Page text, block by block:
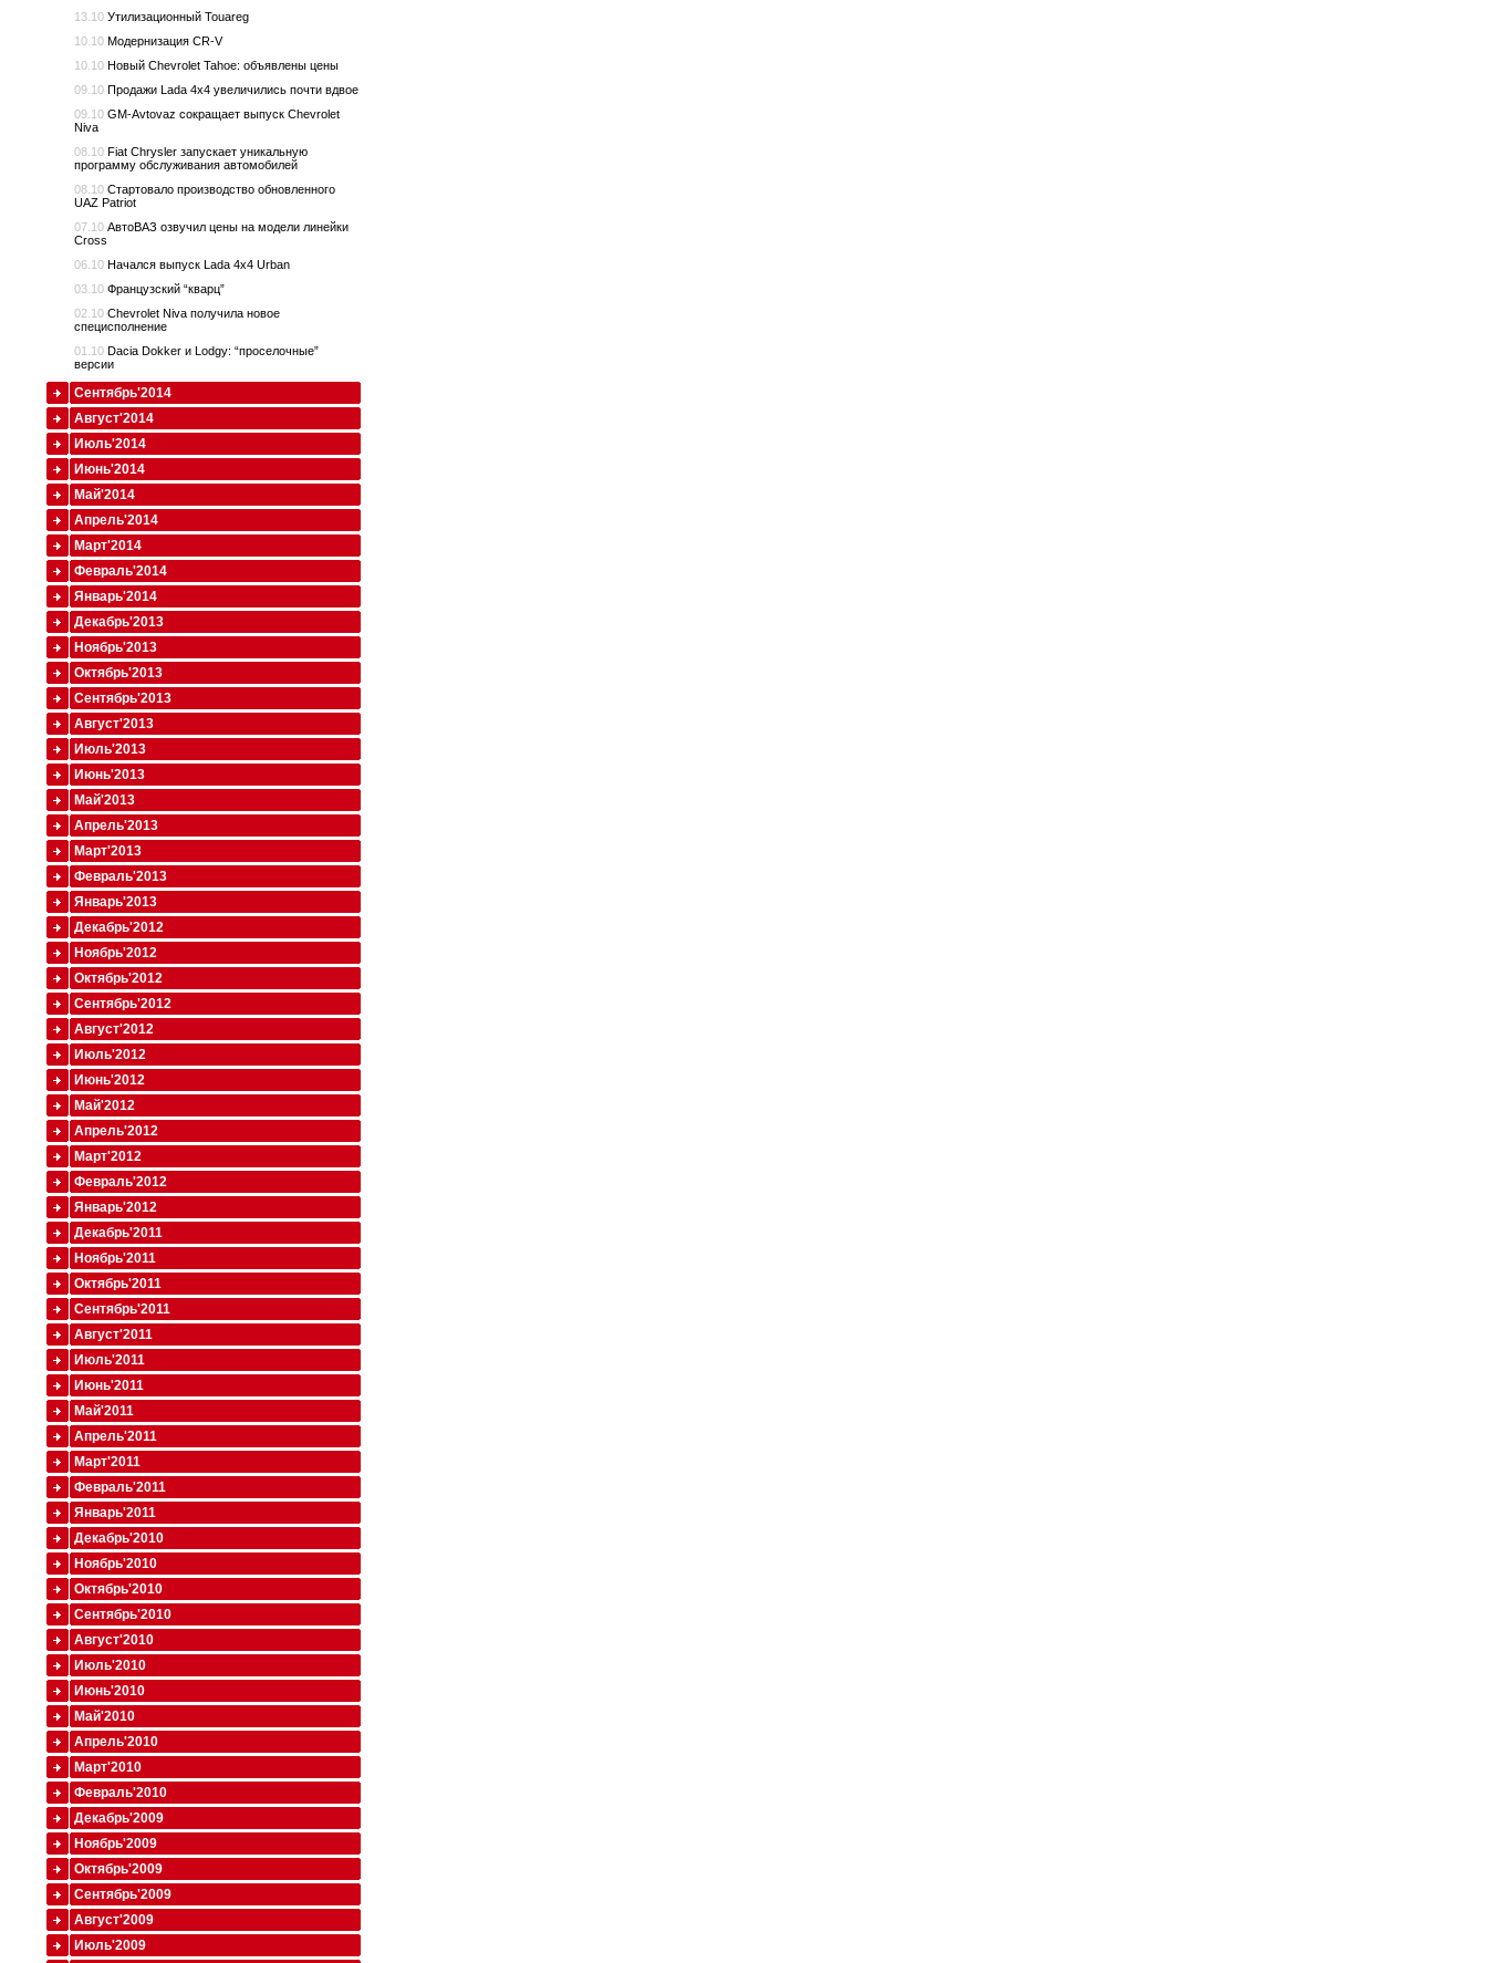
13.10 Утилизационный Touareg
10.10 Модернизация CR-V
10.10 Новый Chevrolet Tahoe: объявлены цены
09.10 Продажи Lada 4x4 увеличились почти вдвое
09.10 GM-Avtovaz сокращает выпуск Chevrolet
Niva
08.10 Fiat Chrysler запускает уникальную
программу обслуживания автомобилей
08.10 Стартовало производство обновленного
UAZ Patriot
07.10 АвтоВАЗ озвучил цены на модели линейки
Cross
06.10 Начался выпуск Lada 4x4 Urban
03.10 Французский “кварц”
02.10 Chevrolet Niva получила новое
специсполнение
01.10 Dacia Dokker и Lodgy: “проселочные”
версии
Сентябрь'2014
Август'2014
Июль'2014
Июнь'2014
Май'2014
Апрель'2014
Март'2014
Февраль'2014
Январь'2014
Декабрь'2013
Ноябрь'2013
Октябрь'2013
Сентябрь'2013
Август'2013
Июль'2013
Июнь'2013
Май'2013
Апрель'2013
Март'2013
Февраль'2013
Январь'2013
Декабрь'2012
Ноябрь'2012
Октябрь'2012
Сентябрь'2012
Август'2012
Июль'2012
Июнь'2012
Май'2012
Апрель'2012
Март'2012
Февраль'2012
Январь'2012
Декабрь'2011
Ноябрь'2011
Октябрь'2011
Сентябрь'2011
Август'2011
Июль'2011
Июнь'2011
Май'2011
Апрель'2011
Март'2011
Февраль'2011
Январь'2011
Декабрь'2010
Ноябрь'2010
Октябрь'2010
Сентябрь'2010
Август'2010
Июль'2010
Июнь'2010
Май'2010
Апрель'2010
Март'2010
Февраль'2010
Декабрь'2009
Ноябрь'2009
Октябрь'2009
Сентябрь'2009
Август'2009
Июль'2009